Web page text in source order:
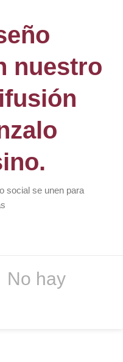
nuestro
social se unen para
No hay